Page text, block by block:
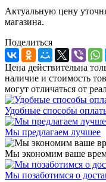
Актуальную цену
магазина.
Поделиться
Цена действительна
наличие и стоимость
могут отличаться от
Удобные способы
Мы предлагаем лучшее
Мы экономим ваше
Мы позаботимся о